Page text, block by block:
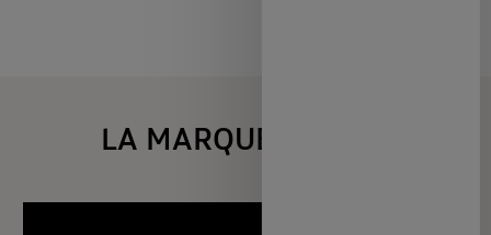
LA MARQUE HOPOLI